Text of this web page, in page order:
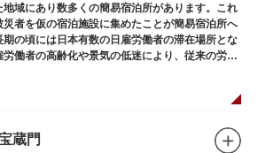
域にあり数多くの簡易宿泊所があります。これ
者を仮の宿泊施設に集めたことが簡易宿泊所へ
の頃には日本有数の日雇労働者の滞在場所とな
働者の高齢化や景気の低迷により、従来の労働
が増えています。
蔵門